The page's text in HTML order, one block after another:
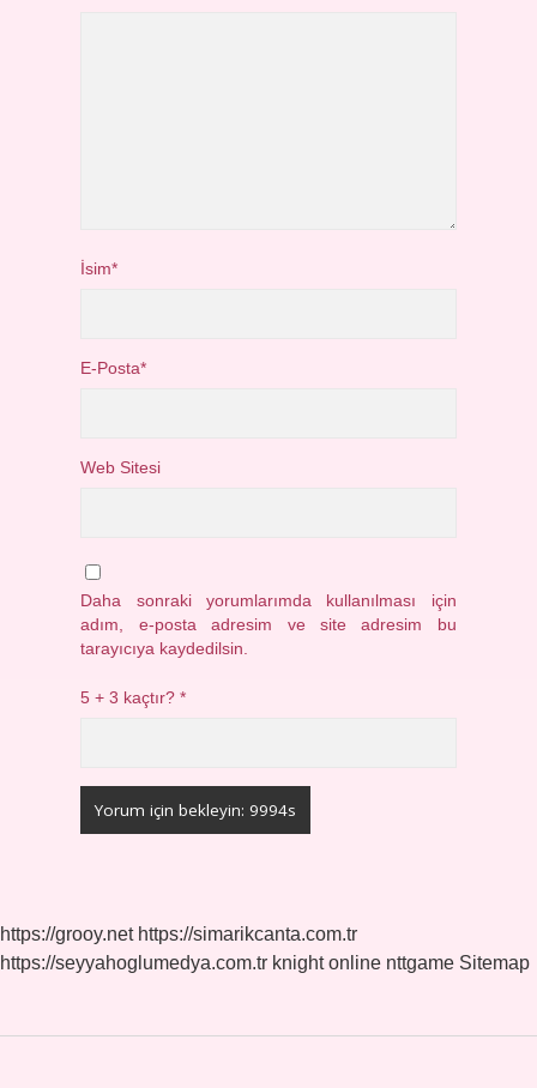
İsim*
E-Posta*
Web Sitesi
Daha sonraki yorumlarımda kullanılması için
adım, e-posta adresim ve site adresim bu
tarayıcıya kaydedilsin.
5 + 3 kaçtır?*
https://grooy.net https://simarikcanta.com.tr
https://seyyahoglumedya.com.tr knight online nttgame Sitemap